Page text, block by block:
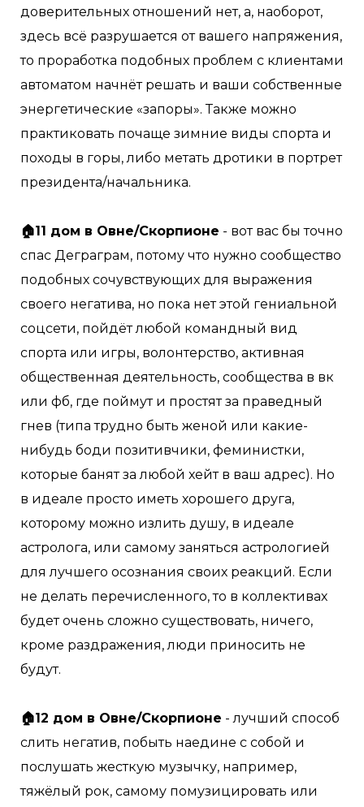
доверительных отношений нет, а, наоборот,
здесь всё разрушается от вашего напряжения,
то проработка подобных проблем с клиентами
автоматом начнёт решать и ваши собственные
энергетические «запоры». Также можно
практиковать почаще зимние виды спорта и
походы в горы, либо метать дротики в портрет
президента/начальника. ⠀
🏠11 дом в Овне/Скорпионе - вот вас бы точно
спас Деграграм, потому что нужно сообщество
подобных сочувствующих для выражения
своего негатива, но пока нет этой гениальной
соцсети, пойдёт любой командный вид
спорта или игры, волонтерство, активная
общественная деятельность, сообщества в вк
или фб, где поймут и простят за праведный
гнев (типа трудно быть женой или какие-
нибудь боди позитивчики, феминистки,
которые банят за любой хейт в ваш адрес). Но
в идеале просто иметь хорошего друга,
которому можно излить душу, в идеале
астролога, или самому заняться астрологией
для лучшего осознания своих реакций. Если
не делать перечисленного, то в коллективах
будет очень сложно существовать, ничего,
кроме раздражения, люди приносить не
будут.⠀
🏠12 дом в Овне/Скорпионе - лучший способ
слить негатив, побыть наедине с собой и
послушать жесткую музычку, например,
тяжёлый рок, самому помузицировать или